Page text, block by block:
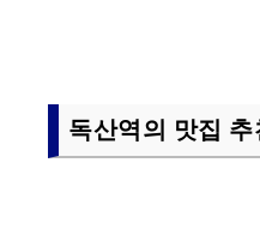
독산역의 맛집